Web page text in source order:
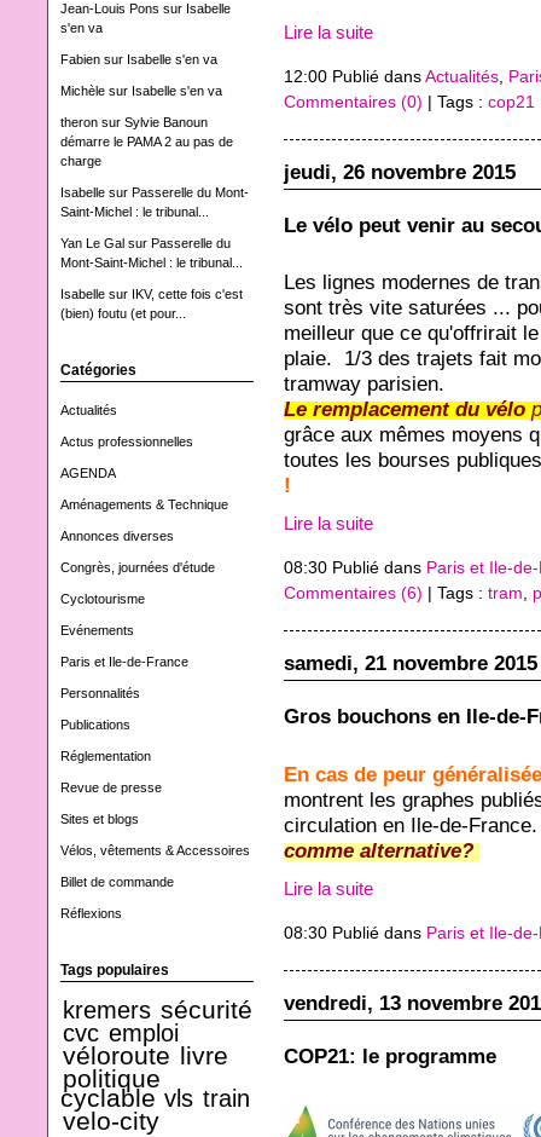
Jean-Louis Pons sur Isabelle
s'en va
Fabien sur Isabelle s'en va
Michèle sur Isabelle s'en va
theron sur Sylvie Banoun
démarre le PAMA 2 au pas de
charge
Isabelle sur Passerelle du Mont-
Saint-Michel : le tribunal...
Yan Le Gal sur Passerelle du
Mont-Saint-Michel : le tribunal...
Isabelle sur IKV, cette fois c'est
(bien) foutu (et pour...
Catégories
Actualités
Actus professionnelles
AGENDA
Aménagements & Technique
Annonces diverses
Congrès, journées d'étude
Cyclotourisme
Evénements
Paris et Ile-de-France
Personnalités
Publications
Réglementation
Revue de presse
Sites et blogs
Vélos, vêtements & Accessoires
Billet de commande
Réflexions
Tags populaires
kremers sécurité
cvc emploi
véloroute livre
politique
cyclable vls train
velo-city
Lire la suite
12:00 Publié dans Actualités
Commentaires (0) | Tags : cop21
jeudi, 26 novembre 2015
Le vélo peut venir au
Les lignes modernes de
sont très vite saturées ...
meilleur que ce qu'offrirait
plaie. 1/3 des trajets fait
tramway parisien.
Le remplacement du vélo
grâce aux mêmes moyens
toutes les bourses
!
Lire la suite
08:30 Publié dans Paris et Ile-
Commentaires (6) | Tags : tram,
samedi, 21 novembre 2015
Gros bouchons en Ile-de-
En cas de peur
montrent les graphes
circulation en Ile-de-
comme alternative?
Lire la suite
08:30 Publié dans Paris et Ile-
vendredi, 13 novembre
COP21: le programme